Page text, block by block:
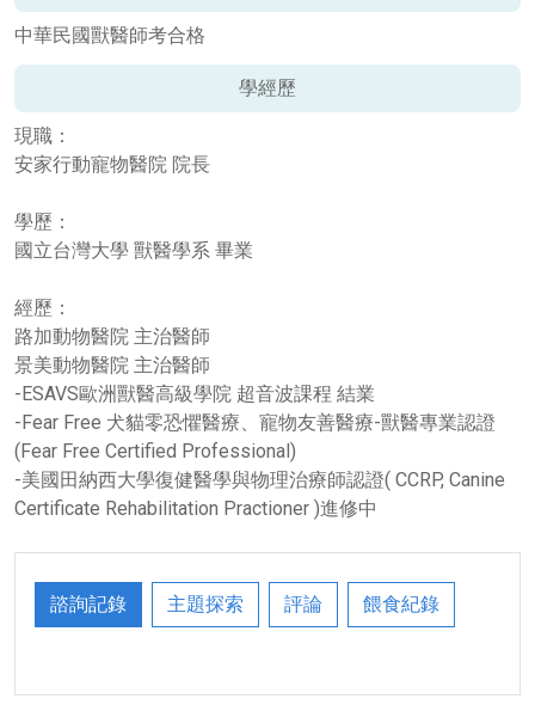
中華民國獸醫師考合格
學經歷
現職：
安家行動寵物醫院 院長
學歷：
國立台灣大學 獸醫學系 畢業
經歷：
路加動物醫院 主治醫師
景美動物醫院 主治醫師
-ESAVS歐洲獸醫高級學院 超音波課程 結業
-Fear Free 犬貓零恐懼醫療、寵物友善醫療-獸醫專業認證
(Fear Free Certified Professional)
-美國田納西大學復健醫學與物理治療師認證( CCRP, Canine
Certificate Rehabilitation Practioner )進修中
諮詢記錄 主題探索 評論 餵食紀錄